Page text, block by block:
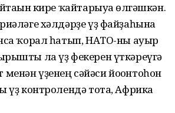
кире ҡайтарыуға өлгәшкән.
хәлдәрҙе үҙ файҙаһына
ҡорал һатып, НАТО-ны ауыр
ла үҙ фекерен үткәреүгә
үҙенең сәйәси йоғонтоһон
үҙ контролендә тота, Африка